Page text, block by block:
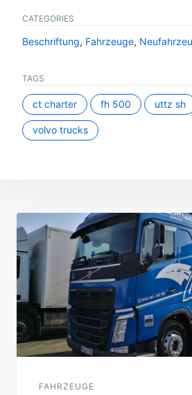
CATEGORIES
Beschriftung, Fahrzeuge,
TAGS
ct charter fh 500 uttz sh
volvo trucks
FAHRZEUGE